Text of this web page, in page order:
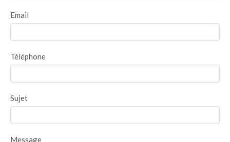
Email
Téléphone
Sujet
Message